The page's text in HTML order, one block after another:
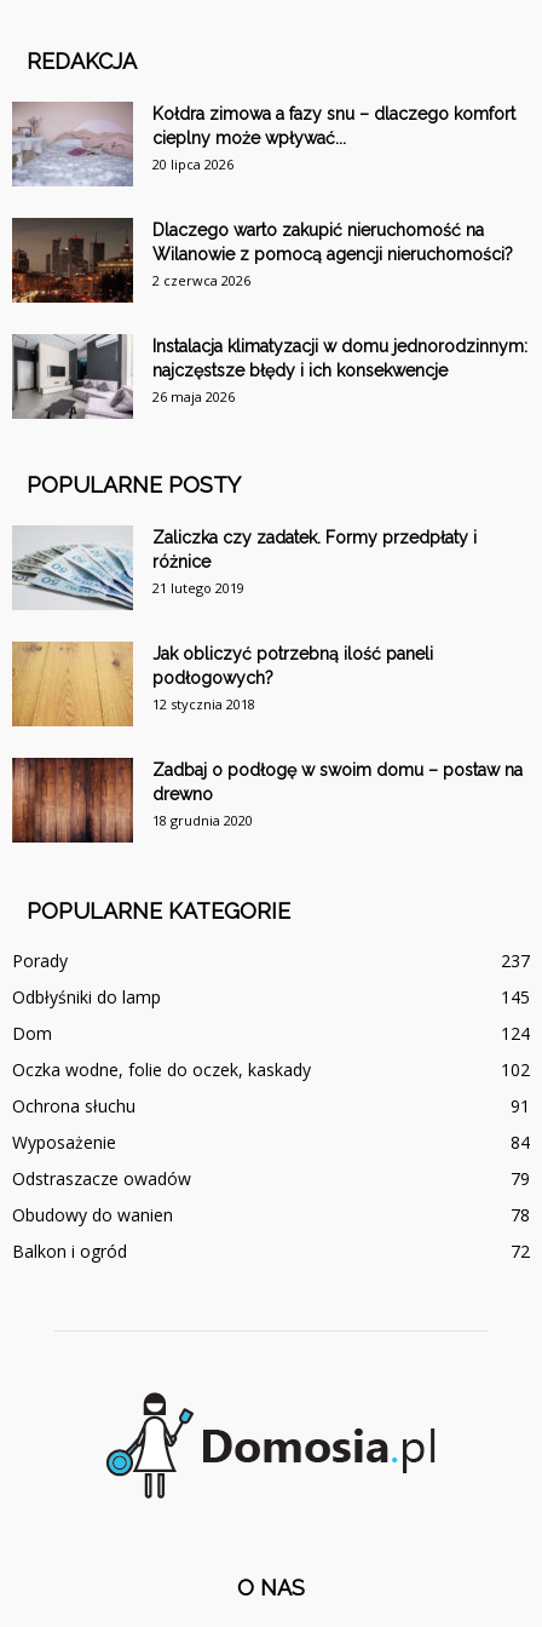
REDAKCJA
Kołdra zimowa a fazy snu – dlaczego komfort
cieplny może wpływać...
20 lipca 2026
Dlaczego warto zakupić nieruchomość na
Wilanowie z pomocą agencji nieruchomości?
2 czerwca 2026
Instalacja klimatyzacji w domu jednorodzinnym:
najczęstsze błędy i ich konsekwencje
26 maja 2026
POPULARNE POSTY
Zaliczka czy zadatek. Formy przedpłaty i
różnice
21 lutego 2019
Jak obliczyć potrzebną ilość paneli
podłogowych?
12 stycznia 2018
Zadbaj o podłogę w swoim domu – postaw na
drewno
18 grudnia 2020
POPULARNE KATEGORIE
Porady
237
Odbłyśniki do lamp
145
Dom
124
Oczka wodne, folie do oczek, kaskady
102
Ochrona słuchu
91
Wyposażenie
84
Odstraszacze owadów
79
Obudowy do wanien
78
Balkon i ogród
72
O NAS